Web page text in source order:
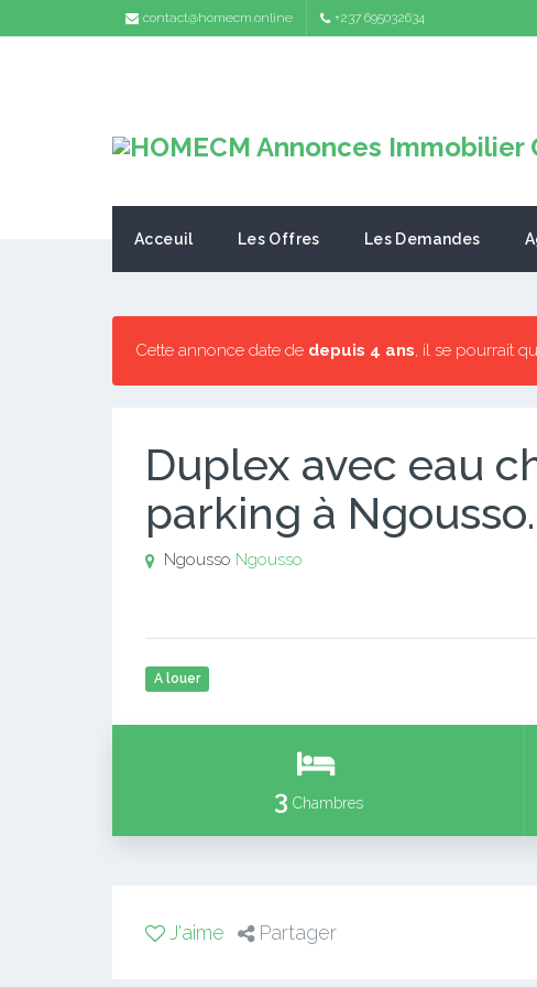
contact@homecm.online +237 695032634
Acceuil Les Offres Les Demandes
Cette annonce date de depuis 4 ans, il se pourrait
Duplex avec eau
parking à Ngousso.
Ngousso Ngousso
A louer
3 Chambres
J'aime Partager